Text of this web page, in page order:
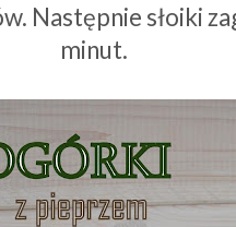
Następnie słoiki
minut.